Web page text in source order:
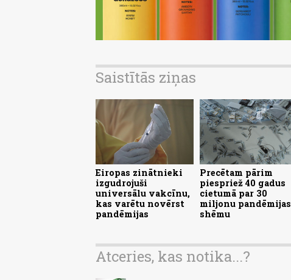
Saistītās ziņas
Eiropas zinātnieki
izgudrojuši
universālu vakcīnu,
kas varētu novērst
pandēmijas
Precētam pārim
piespriež 40 gadus
cietumā par 30
miljonu pandēmijas
shēmu
Atceries, kas notika...?